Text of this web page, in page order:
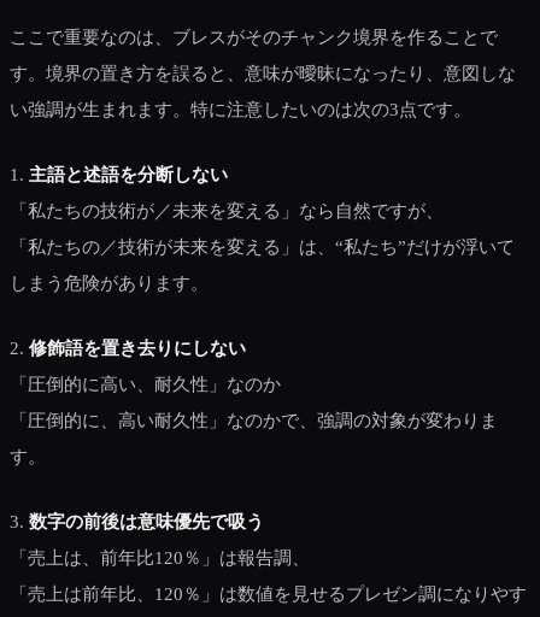
ここで重要なのは、ブレスがそのチャンク境界を作ることで
す。境界の置き方を誤ると、意味が曖昧になったり、意図しな
い強調が生まれます。特に注意したいのは次の3点です。
1. 主語と述語を分断しない
「私たちの技術が／未来を変える」なら自然ですが、
「私たちの／技術が未来を変える」は、“私たち”だけが浮いて
しまう危険があります。
2. 修飾語を置き去りにしない
「圧倒的に高い、耐久性」なのか
「圧倒的に、高い耐久性」なのかで、強調の対象が変わりま
す。
3. 数字の前後は意味優先で吸う
「売上は、前年比120％」は報告調、
「売上は前年比、120％」は数値を見せるプレゼン調になりやす